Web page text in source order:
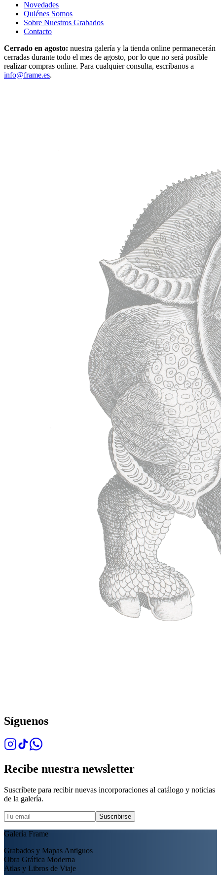
Novedades
Quiénes Somos
Sobre Nuestros Grabados
Contacto
Cerrado en agosto: nuestra galería y la tienda online permanecerán
cerradas durante todo el mes de agosto, por lo que no será posible
realizar compras online. Para cualquier consulta, escríbanos a
info@frame.es.
Síguenos
Recibe nuestra newsletter
Suscríbete para recibir nuevas incorporaciones al catálogo y noticias
de la galería.
Suscribirse
Galería Frame
Grabados y Mapas Antiguos
Obra Gráfica Moderna
Atlas y Libros de Viaje